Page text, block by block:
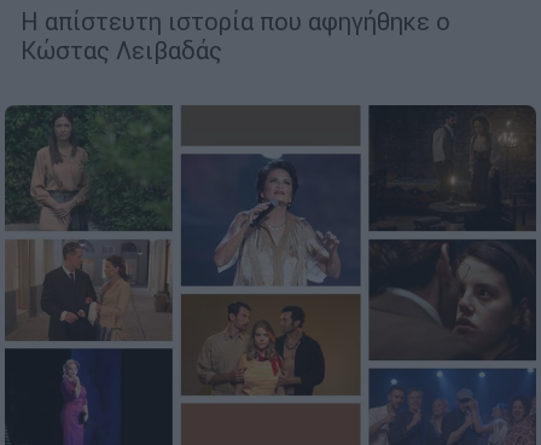
Η απίστευτη ιστορία που αφηγήθηκε ο
Κώστας Λειβαδάς